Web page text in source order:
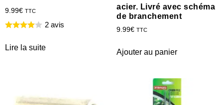
9.99€ TTC
2 avis
Lire la suite
acier. Livré avec schéma
de branchement
9.99€ TTC
Ajouter au panier